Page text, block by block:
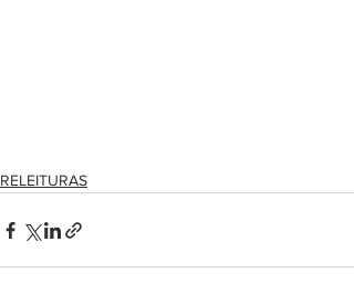
RELEITURAS